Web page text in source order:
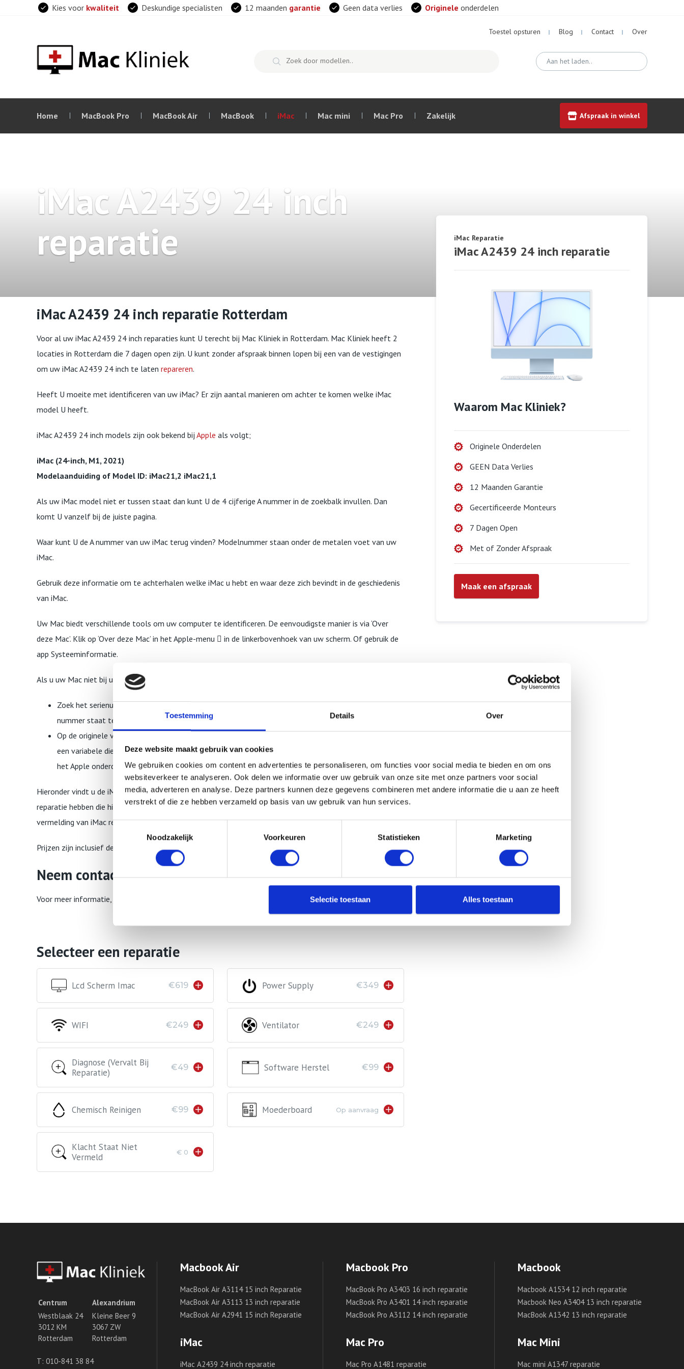
Toestemming Details Over
Deze website maakt gebruik van cookies
We gebruiken cookies om content en advertenties te personaliseren, om functies voor social media te bieden en om ons
websiteverkeer te analyseren. Ook delen we informatie over uw gebruik van onze site met onze partners voor social
media, adverteren en analyse. Deze partners kunnen deze gegevens combineren met andere informatie die u aan ze heeft
verstrekt of die ze hebben verzameld op basis van uw gebruik van hun services.
Toestemmingsselectie
Noodzakelijk
Voorkeuren Statistieken Marketing
Selectie toestaan Alles toestaan
Kies voor kwaliteit Deskundige specialisten 12 maanden garantie Geen data verlies Originele onderdelen
Toestel opsturen Blog Contact Over
Home MacBook Pro MacBook Air MacBook iMac Mac mini Mac Pro Zakelijk Afspraak in winkel
iMac A2439 24 inch
reparatie
iMac Reparatie
iMac A2439 24 inch reparatie
Waarom Mac Kliniek?
Originele Onderdelen
GEEN Data Verlies
12 Maanden Garantie
Gecertificeerde Monteurs
7 Dagen Open
Met of Zonder Afspraak
Maak een afspraak
iMac A2439 24 inch reparatie Rotterdam
Voor al uw iMac A2439 24 inch reparaties kunt U terecht bij Mac Kliniek in Rotterdam. Mac Kliniek heeft 2
locaties in Rotterdam die 7 dagen open zijn. U kunt zonder afspraak binnen lopen bij een van de vestigingen
om uw iMac A2439 24 inch te laten repareren.
Heeft U moeite met identificeren van uw iMac? Er zijn aantal manieren om achter te komen welke iMac
model U heeft.
iMac A2439 24 inch models zijn ook bekend bij Apple als volgt;
iMac (24-inch, M1, 2021)
Modelaanduiding of Model ID: iMac21,2 iMac21,1
Als uw iMac model niet er tussen staat dan kunt U de 4 cijferige A nummer in de zoekbalk invullen. Dan
komt U vanzelf bij de juiste pagina.
Waar kunt U de A nummer van uw iMac terug vinden? Modelnummer staan onder de metalen voet van uw
iMac.
Gebruik deze informatie om te achterhalen welke iMac u hebt en waar deze zich bevindt in de geschiedenis
van iMac.
Uw Mac biedt verschillende tools om uw computer te identificeren. De eenvoudigste manier is via ‘Over
deze Mac’. Klik op ‘Over deze Mac’ in het Apple-menu  in de linkerbovenhoek van uw scherm. Of gebruik de
app Systeeminformatie.
Als u uw Mac niet bij u hebt of deze niet opstart, kunt u een van deze oplossingen gebruiken:
Zoek het serienummer aan de onderkant van uw Mac bij de wettelijk verplichte aanduidingen. Dit
nummer staat tevens op de originele verpakking, naast een barcode.
Op de originele verpakking vindt u wellicht ook een Apple onderdeelnummer zoals MMQA2xx/A (‘xx’ is
een variabele die verschilt per land of regio). Zoek in onderstaande lijst het nummer dat gelijk is aan
het Apple onderdeelnummer om uw model te vinden.
Hieronder vindt u de iMac A2439 24 inch reparatie tarieven die het meeste voorkomen. Mocht u een
reparatie hebben die hier onder niet is vermeld, dan kunt u eenbericht sturen via de contactpagina, onder
vermelding van iMac reparatie.
Prijzen zijn inclusief de BTW.
Neem contact met ons op!
Voor meer informatie, bel ons op 010 841 38 84 of stuur een email via info@mackliniek.nl.
Selecteer een reparatie
Lcd Scherm Imac €619 Power Supply €349
WIFI €249 Ventilator €249
Diagnose (vervalt Bij
Reparatie)
€49 Software Herstel €99
Chemisch Reinigen €99 Moederboard Op aanvraag
Klacht Staat Niet
Vermeld
€ 0
Centrum
Alexandrium
Westblaak 24
3012 KM
Rotterdam
Kleine Beer 9
3067 ZW
Rotterdam
T: 010-841 38 84
Macbook Air
MacBook Air A3114 15 inch Reparatie
MacBook Air A3113 13 inch reparatie
MacBook Air A2941 15 inch Reparatie
iMac
iMac A2439 24 inch reparatie
Macbook Pro
MacBook Pro A3403 16 inch reparatie
MacBook Pro A3401 14 inch reparatie
MacBook Pro A3112 14 inch reparatie
Mac Pro
Mac Pro A1481 reparatie
Macbook
Macbook A1534 12 inch reparatie
Macbook Neo A3404 13 inch reparatie
MacBook A1342 13 inch reparatie
Mac Mini
Mac mini A1347 reparatie